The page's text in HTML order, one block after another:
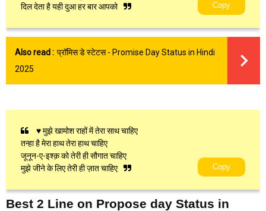
दिल देता है यही दुआ हर बार आपको
Copy
Also read : प्रॉमिस डे स्टेटस - Promise Day Status in Hindi
2025
♥ मुझे खामोश राहों में तेरा साथ चाहिए
तन्हा है मेरा हाथ तेरा हाथ चाहिए
जूनून-ए-इश्क़ को तेरी ही सौगात चाहिए
मुझे जीने के लिए तेरी ही ज़ात चाहिए
Copy
Best 2 Line on Propose day Status in